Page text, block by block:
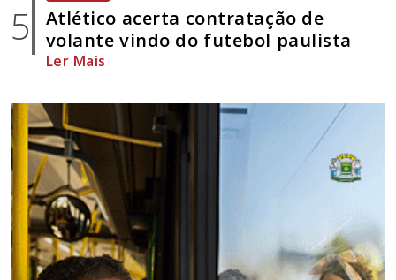
5
Atlético acerta contratação de
volante vindo do futebol paulista
Ler Mais